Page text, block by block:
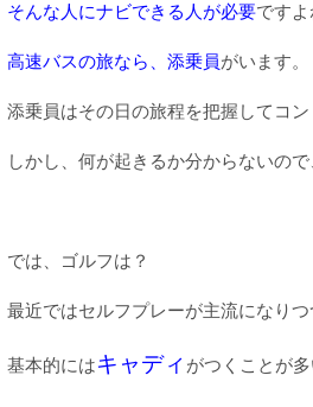
そんな人にナビできる人が必要ですよ
高速バスの旅なら、添乗員がいます。
添乗員はその日の旅程を把握してコン
しかし、何が起きるか分からないの
では、ゴルフは？
最近ではセルフプレーが主流になりつ
基本的にはキャディ がつくことが多